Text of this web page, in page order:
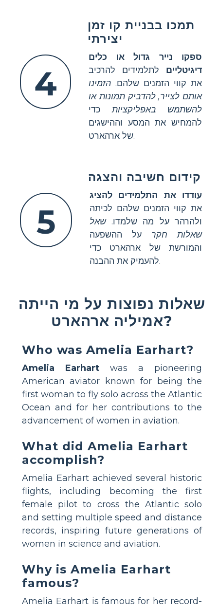
4
תמכו בבניית קו זמן
יצירתי
ספקו נייר גדול או כלים
דיגיטליים לתלמידים להרכיב
את קווי הזמנים שלהם. הזמינו
אותם לצייר, להדביק תמונות או
להשתמש באפליקציותכדי
להמחיש את המסע וההישגים
של ארהארט.
5
קידום חשיבה והצגה
עודדו את התלמידים להציג
את קווי הזמנים שלהם לכיתה
ולהרהר על מה שלמדו.שאל
שאלות חקר על ההשפעה
והמורשת של ארהארט כדי
להעמיק את ההבנה.
שאלות נפוצות על מי הייתה
אמיליה ארהארט?
Who was Amelia Earhart?
Amelia Earhart was a pioneering
American aviator known for being the
first woman to fly solo across the Atlantic
Ocean and for her contributions to the
advancement of women in aviation.
What did Amelia Earhart
accomplish?
Amelia Earhart achieved several historic
flights, including becoming the first
female pilot to cross the Atlantic solo
and setting multiple speed and distance
records, inspiring future generations of
women in science and aviation.
Why is Amelia Earhart
famous?
Amelia Earhart is famous for her record-